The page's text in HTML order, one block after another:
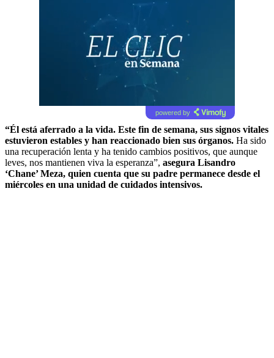
powered by
“Él está aferrado a la vida. Este fin de semana, sus signos vitales
estuvieron estables y han reaccionado bien sus órganos. Ha sido
una recuperación lenta y ha tenido cambios positivos, que aunque
leves, nos mantienen viva la esperanza”, asegura Lisandro
‘Chane’ Meza, quien cuenta que su padre permanece desde el
miércoles en una unidad de cuidados intensivos.